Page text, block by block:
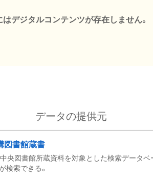
はデジタルコンテンツが存在しません。
データの提供元
図書館蔵書
央図書館所蔵資料を対象とした検索データベ
検索できる。